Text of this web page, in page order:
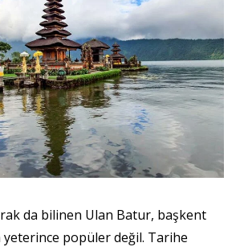
da bilinen Ulan Batur, başkent
yeterince popüler değil. Tarihe